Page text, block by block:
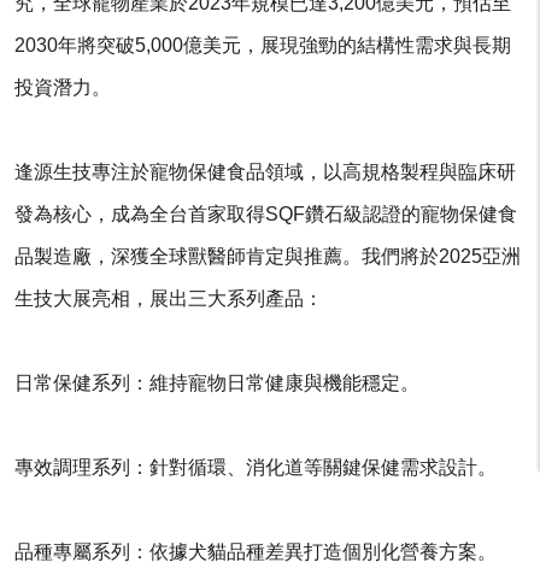
2030年將突破5,000億美元，展現強勁的結構性需求與長期
投資潛力。
逢源生技專注於寵物保健食品領域，以高規格製程與臨床研
發為核心，成為全台首家取得SQF鑽石級認證的寵物保健食
品製造廠，深獲全球獸醫師肯定與推薦。我們將於2025亞洲
生技大展亮相，展出三大系列產品：
日常保健系列：維持寵物日常健康與機能穩定。
專效調理系列：針對循環、消化道等關鍵保健需求設計。
品種專屬系列：依據犬貓品種差異打造個別化營養方案。